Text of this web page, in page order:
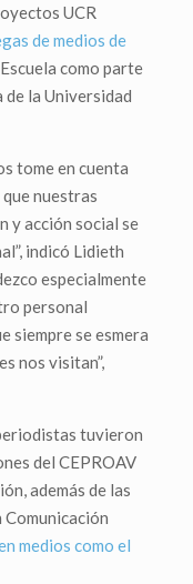
UCR
de medios de
como parte
la Universidad
tome en cuenta
nuestras
y acción social se
indicó Lidieth
especialmente
personal
siempre se esmera
nos visitan”,
tuvieron
del CEPROAV
además de las
medios como el